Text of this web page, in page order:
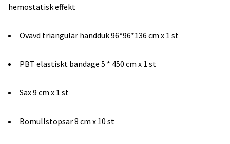
hemostatisk effekt
Ovävd triangulär handduk 96*96*136 cm x 1 st
PBT elastiskt bandage 5 * 450 cm x 1 st
Sax 9 cm x 1 st
Bomullstopsar 8 cm x 10 st